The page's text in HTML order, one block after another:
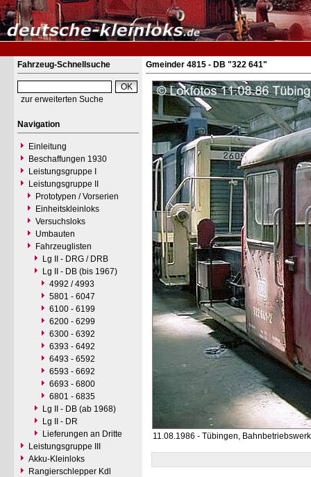
Fahrzeug-Schnellsuche
zur erweiterten Suche
Navigation
Einleitung
Beschaffungen 1930
Leistungsgruppe I
Leistungsgruppe II
Prototypen / Vorserien
Einheitskleinloks
Versuchsloks
Umbauten
Fahrzeuglisten
Lg II - DRG / DRB
Lg II - DB (bis 1967)
4992 / 4993
5801 - 6047
6100 - 6199
6200 - 6299
6300 - 6392
6393 - 6492
6493 - 6592
6593 - 6692
6693 - 6800
6801 - 6835
Lg II - DB (ab 1968)
Lg II - DR
Lieferungen an Dritte
Leistungsgruppe III
Akku-Kleinloks
Rangierschlepper Kdl
Gmeinder 4815 - DB "322 641"
11.08.1986 - Tübingen, Bahnbetriebswerk